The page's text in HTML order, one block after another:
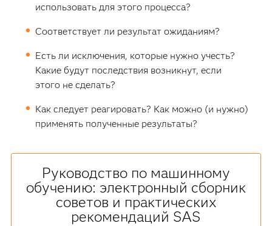
использовать для этого процесса?
Соответствует ли результат ожиданиям?
Есть ли исключения, которые нужно учесть?
Какие будут последствия возникнут, если
этого не сделать?
Как следует реагировать? Как можно (и нужно)
применять полученные результаты?
Руководство по машинному
обучению: электронный сборник
советов и практических
рекомендаций SAS